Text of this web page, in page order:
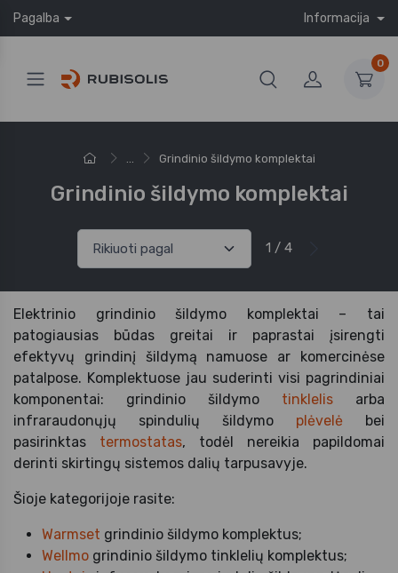
Pagalba Informacija
0
... Grindinio šildymo komplektai
Grindinio šildymo komplektai
1 / 4
Elektrinio grindinio šildymo komplektai – tai
patogiausias būdas greitai ir paprastai įsirengti
efektyvų grindinį šildymą namuose ar komercinėse
patalpose. Komplektuose jau suderinti visi pagrindiniai
komponentai: grindinio šildymo tinklelis arba
infraraudonųjų spindulių šildymo plėvelė bei
pasirinktas termostatas, todėl nereikia papildomai
derinti skirtingų sistemos dalių tarpusavyje.
Šioje kategorijoje rasite:
Warmset grindinio šildymo komplektus;
Wellmo grindinio šildymo tinklelių komplektus;